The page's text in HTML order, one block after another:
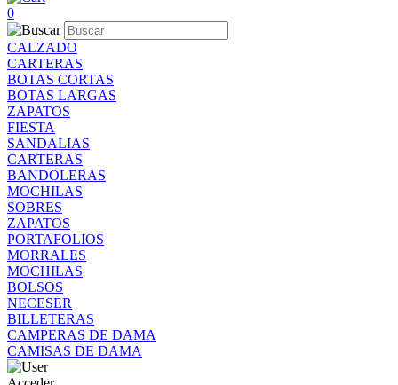
0
CALZADO
CARTERAS
BOTAS CORTAS
BOTAS LARGAS
ZAPATOS
FIESTA
SANDALIAS
CARTERAS
BANDOLERAS
MOCHILAS
SOBRES
ZAPATOS
PORTAFOLIOS
MORRALES
MOCHILAS
BOLSOS
NECESER
BILLETERAS
CAMPERAS DE DAMA
CAMISAS DE DAMA